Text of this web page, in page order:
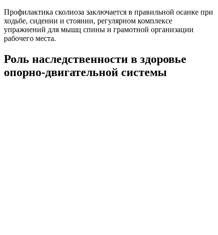
Профилактика сколиоза заключается в правильной осанке при
ходьбе, сидении и стоянии, регулярном комплексе
упражнений для мышц спины и грамотной организации
рабочего места.
Роль наследственности в здоровье
опорно-двигательной системы